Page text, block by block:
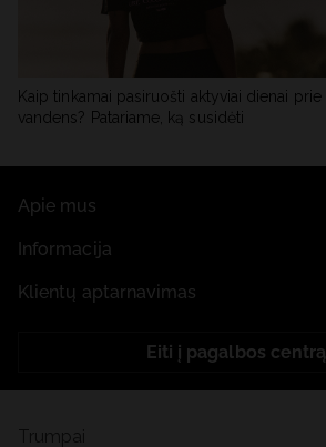
Kaip tinkamai pasiruošti aktyviai dienai prie
vandens? Patariame, ką susidėti
Apie mus
Informacija
Klientų aptarnavimas
Eiti į pagalbos centrą